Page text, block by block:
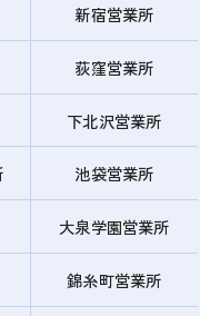
新宿営業所
荻窪営業所
下北沢営業所
池袋営業所
大泉学園営業所
錦糸町営業所